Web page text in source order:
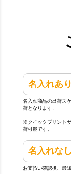
名入れあ
名入れ商品の出荷ス
荷となります。
※クイックプリント
荷可能です。
名入れな
お支払い確認後、最